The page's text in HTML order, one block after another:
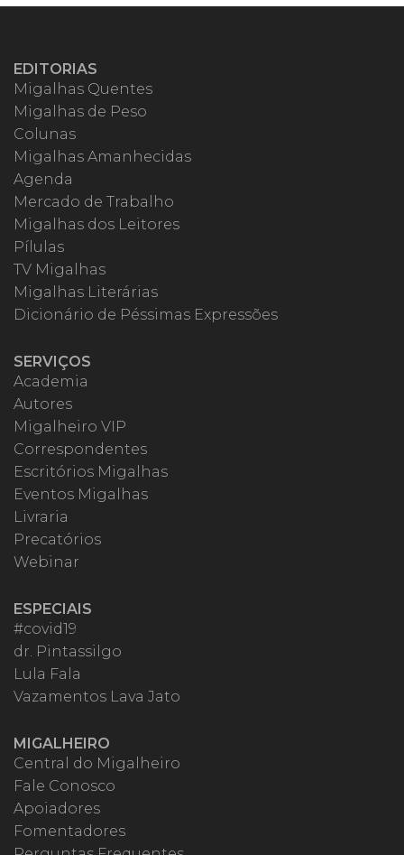
EDITORIAS
Migalhas Quentes
Migalhas de Peso
Colunas
Migalhas Amanhecidas
Agenda
Mercado de Trabalho
Migalhas dos Leitores
Pílulas
TV Migalhas
Migalhas Literárias
Dicionário de Péssimas Expressões
SERVIÇOS
Academia
Autores
Migalheiro VIP
Correspondentes
Escritórios Migalhas
Eventos Migalhas
Livraria
Precatórios
Webinar
ESPECIAIS
#covid19
dr. Pintassilgo
Lula Fala
Vazamentos Lava Jato
MIGALHEIRO
Central do Migalheiro
Fale Conosco
Apoiadores
Fomentadores